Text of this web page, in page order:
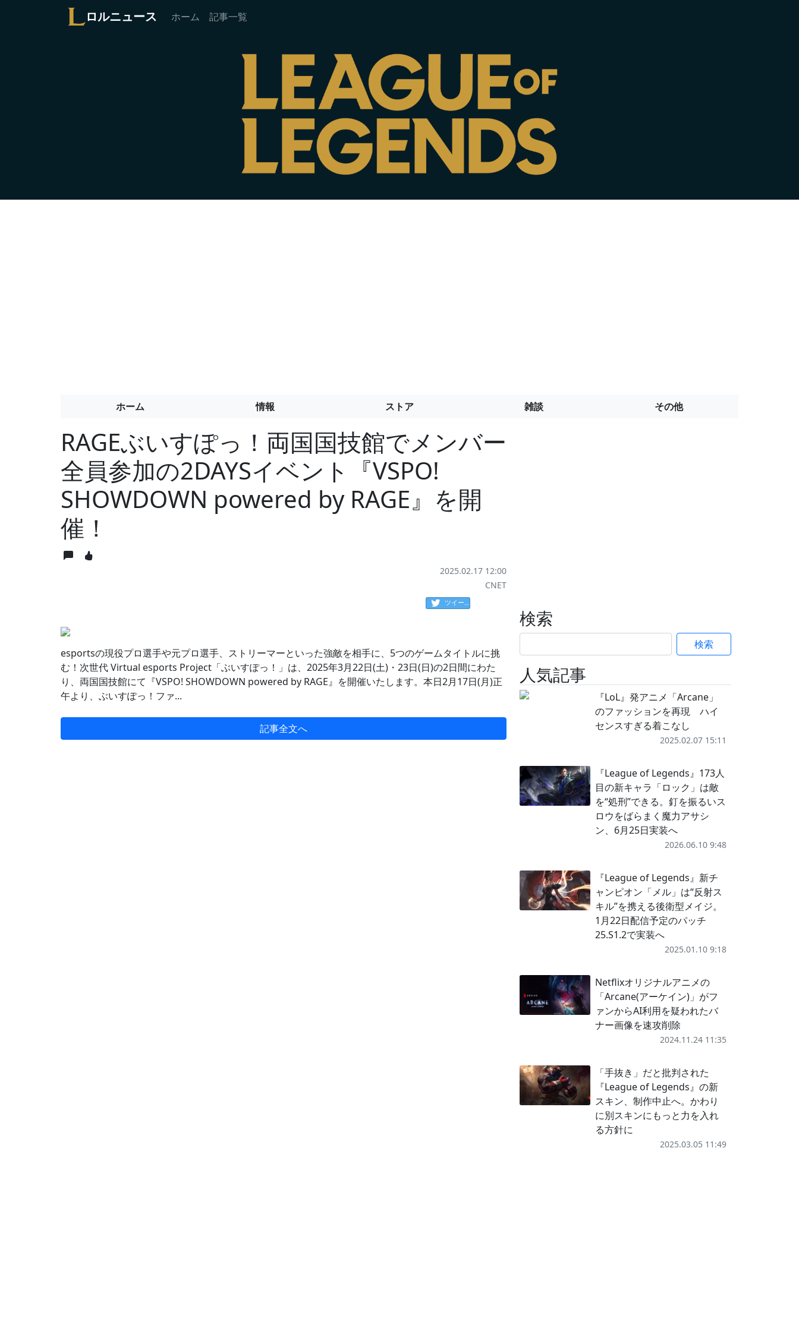
ロルニュース ホーム 記事一覧
ホーム 情報 ストア 雑談 その他
RAGEぶいすぽっ！両国国技館でメンバー
全員参加の2DAYSイベント『VSPO!
SHOWDOWN powered by RAGE』を開
催！
2025.02.17 12:00
CNET
ツイート
esportsの現役プロ選手や元プロ選手、ストリーマーといった強敵を相手に、5つのゲームタイトルに挑
む！次世代 Virtual esports Project「ぶいすぽっ！」は、2025年3月22日(土)・23日(日)の2日間にわた
り、両国国技館にて『VSPO! SHOWDOWN powered by RAGE』を開催いたします。本日2月17日(月)正
午より、ぶいすぽっ！ファ...
記事全文へ
検索
検索
人気記事
『LoL』発アニメ「Arcane」
のファッションを再現 ハイ
センスすぎる着こなし
2025.02.07 15:11
『League of Legends』173人
目の新キャラ「ロック」は敵
を“処刑”できる。釘を振るいス
ロウをばらまく魔力アサシ
ン、6月25日実装へ
2026.06.10 9:48
『League of Legends』新チ
ャンピオン「メル」は“反射ス
キル”を携える後衛型メイジ。
1月22日配信予定のパッチ
25.S1.2で実装へ
2025.01.10 9:18
Netflixオリジナルアニメの
「Arcane(アーケイン)」がフ
ァンからAI利用を疑われたバ
ナー画像を速攻削除
2024.11.24 11:35
「手抜き」だと批判された
『League of Legends』の新
スキン、制作中止へ。かわり
に別スキンにもっと力を入れ
る方針に
2025.03.05 11:49